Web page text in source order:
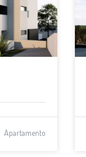
Apartamento